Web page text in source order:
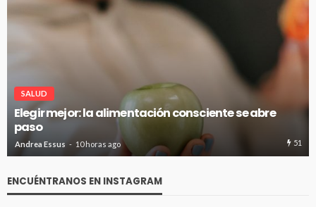
Día del Enólogo: Por qué se celebra el 10 de agosto y
la importancia de esta profesión en un Chile que
apuesta por mayor calidad en vinos
Andrea Essus 10 horas ago 41
ENCUÉNTRANOS EN INSTAGRAM